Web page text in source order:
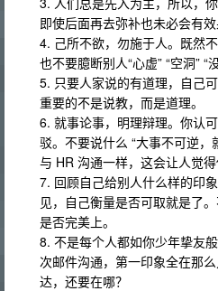
即使后面再去弥补也未必会有效
4. 己所不欲，勿施于人。既然
也不要臆断别人“心虚” “空洞” “
5. 只要人家说的有道理，自己
重要的不是说教，而是道理。
6. 就事论事，明理辩理。你认
驳。不要说什么 “大事不可逆
与 HR 沟通一样，这会让人觉
7. 回顾自己给别人什么样的印
见，自己衡量是否可取就是了
是否完美上。
8. 不是每个人都如你少年挚友
次邮件沟通，第一印象全在那
达，还要在哪？